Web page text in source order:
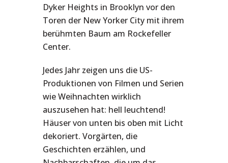
Dyker Heights in Brooklyn vor den
Toren der New Yorker City mit ihrem
berühmten Baum am Rockefeller
Center.
Jedes Jahr zeigen uns die US-
Produktionen von Filmen und Serien
wie Weihnachten wirklich
auszusehen hat: hell leuchtend!
Häuser von unten bis oben mit Licht
dekoriert. Vorgärten, die
Geschichten erzählen, und